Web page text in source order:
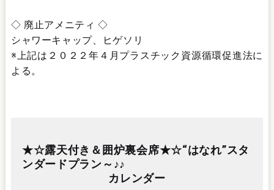
◇ 廃止アメニティ ◇
シャワーキャップ、ヒゲソリ
※上記は２０２２年４月プラスチック資源循環促進法に
よる。
★☆露天付き＆囲炉裏会席★☆“はなれ”スタ
ンダードプラン～♪♪
カレンダー